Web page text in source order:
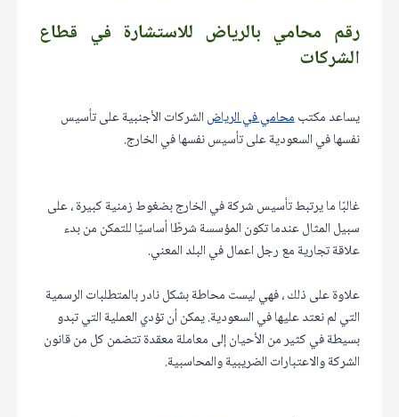
رقم محامي بالرياض للاستشارة في قطاع
الشركات
يساعد مكتبمحامي في الرياضالشركات الأجنبية على تأسيس
نفسها في السعودية على تأسيس نفسها في الخارج.
غالبًا ما يرتبط تأسيس شركة في الخارج بضغوط زمنية كبيرة ، على
سبيل المثال عندما تكون المؤسسة شرطًا أساسيًا للتمكن من بدء
علاقة تجارية مع رجل اعمال في البلد المعني.
علاوة على ذلك ، فهي ليست محاطة بشكل نادر بالمتطلبات الرسمية
التي لم نعتد عليها في السعودية. يمكن أن تؤدي العملية التي تبدو
بسيطة في كثير من الأحيان إلى معاملة معقدة تتضمن كل من قانون
الشركة والاعتبارات الضريبية والمحاسبية.